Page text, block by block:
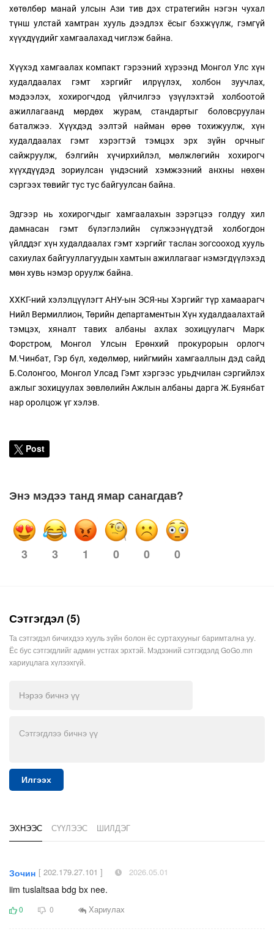
хөтөлбөр манай улсын Ази тив дэх стратегийн нэгэн чухал
түнш улстай хамтран хууль дээдлэх ёсыг бэхжүүлж, гэмгүй
хүүхдүүдийг хамгаалахад чиглэж байна.
Хүүхэд хамгаалах компакт гэрээний хүрээнд Монгол Улс хүн
худалдаалах гэмт хэргийг илрүүлэх, холбон зуучлах,
мэдээлэх, хохирогчдод үйлчилгээ үзүүлэхтэй холбоотой
ажиллагаанд мөрдөх журам, стандартыг боловсруулан
баталжээ. Хүүхдэд ээлтэй найман өрөө тохижуулж, хүн
худалдаалах гэмт хэрэгтэй тэмцэх эрх зүйн орчныг
сайжруулж, бэлгийн хүчирхийлэл, мөлжлөгийн хохирогч
хүүхдүүдэд зориулсан үндэсний хэмжээний анхны нөхөн
сэргээх төвийг тус тус байгуулсан байна.
Эдгээр нь хохирогчдыг хамгаалахын зэрэгцээ голдуу хил
дамнасан гэмт бүлэглэлийн сүлжээнүүдтэй холбогдон
үйлддэг хүн худалдаалах гэмт хэргийг таслан зогсооход хууль
сахиулах байгууллагуудын хамтын ажиллагааг нэмэгдүүлэхэд
мөн хувь нэмэр оруулж байна.
ХХКГ-ний хэлэлцүүлэгт АНУ-ын ЭСЯ-ны Хэргийг түр хамаарагч
Нийл Вермиллион, Төрийн департаментын Хүн худалдаалахтай
тэмцэх, хяналт тавих албаны ахлах зохицуулагч Марк
Форстром, Монгол Улсын Ерөнхий прокурорын орлогч
М.Чинбат, Гэр бүл, хөдөлмөр, нийгмийн хамгааллын дэд сайд
Б.Солонгоо, Монгол Улсад Гэмт хэргээс урьдчилан сэргийлэх
ажлыг зохицуулах зөвлөлийн Ажлын албаны дарга Ж.Буянбат
нар оролцож үг хэлэв.
Post
Энэ мэдээ танд ямар санагдав?
3 3 1 0 0 0
Сэтгэгдэл (5)
Та сэтгэгдэл бичихдээ хууль зүйн болон ёс суртахууныг баримтална уу.
Ёс бус сэтгэгдлийг админ устгах эрхтэй. Мэдээний сэтгэгдэлд GoGo.mn
хариуцлага хүлээхгүй.
Илгээх
ЭХНЭЭС СҮҮЛЭЭС ШИЛДЭГ
Зочин [ 202.179.27.101 ] 2026.05.01
iim tuslaltsaa bdg bx nee.
0 0 Хариулах